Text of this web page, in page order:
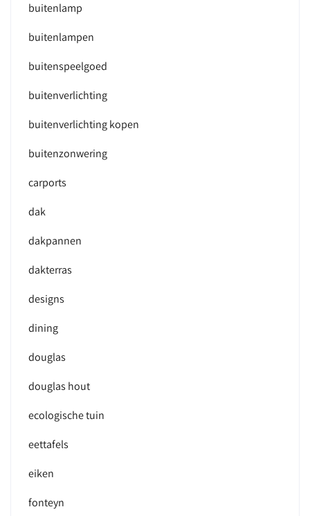
buitenlamp
buitenlampen
buitenspeelgoed
buitenverlichting
buitenverlichting kopen
buitenzonwering
carports
dak
dakpannen
dakterras
designs
dining
douglas
douglas hout
ecologische tuin
eettafels
eiken
fonteyn